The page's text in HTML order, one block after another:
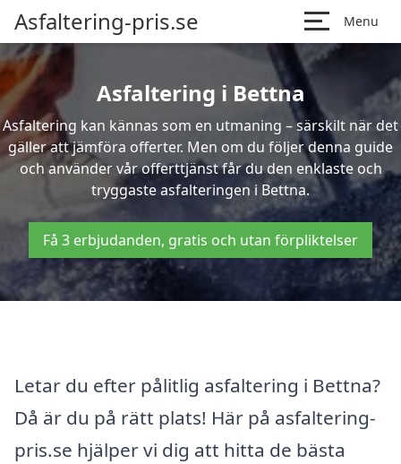
Asfaltering-pris.se Menu
Asfaltering i Bettna
Asfaltering kan kännas som en utmaning – särskilt när det
gäller att jämföra offerter. Men om du följer denna guide
och använder vår offerttjänst får du den enklaste och
tryggaste asfalteringen i Bettna.
Få 3 erbjudanden, gratis och utan förpliktelser
Letar du efter pålitlig asfaltering i Bettna?
Då är du på rätt plats! Här på asfaltering-
pris.se hjälper vi dig att hitta de bästa